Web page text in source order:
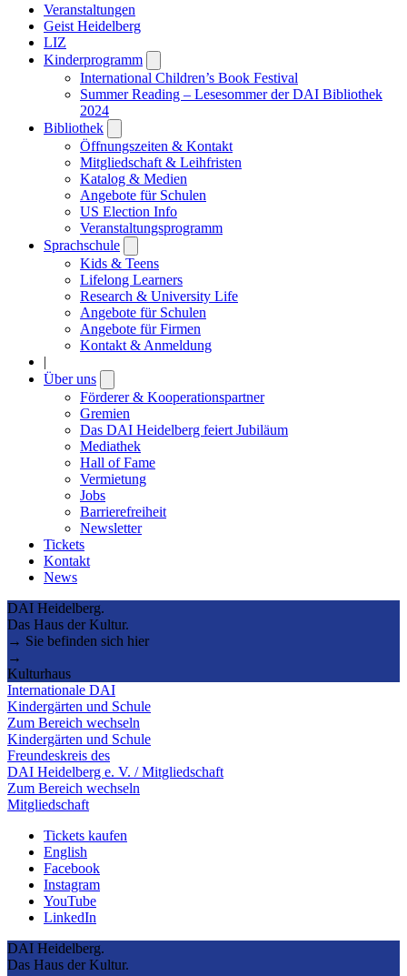
Veranstaltungen
Geist Heidelberg
LIZ
Kinderprogramm
submenu
International Children’s Book Festival
Summer Reading – Lesesommer der DAI Bibliothek
2024
Bibliothek
submenu
Öffnungszeiten & Kontakt
Mitgliedschaft & Leihfristen
Katalog & Medien
Angebote für Schulen
US Election Info
Veranstaltungsprogramm
Sprachschule
submenu
Kids & Teens
Lifelong Learners
Research & University Life
Angebote für Schulen
Angebote für Firmen
Kontakt & Anmeldung
|
Über uns
submenu
Förderer & Kooperationspartner
Gremien
Das DAI Heidelberg feiert Jubiläum
Mediathek
Hall of Fame
Vermietung
Jobs
Barrierefreiheit
Newsletter
Tickets
Kontakt
News
DAI Heidelberg.
Das Haus der Kultur.
→ Sie befinden sich hier
→
Kulturhaus
Internationale DAI
Kindergärten und Schule
Zum Bereich wechseln
Kindergärten und Schule
Freundeskreis des
DAI Heidelberg e. V. / Mitgliedschaft
Zum Bereich wechseln
Mitgliedschaft
Tickets kaufen
English
Facebook
Instagram
YouTube
LinkedIn
DAI Heidelberg.
Das Haus der Kultur.